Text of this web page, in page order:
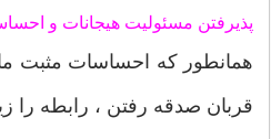
پذیرفتن مسئولیت هیجانات و
همانطور که احساسات مثبت
قربان صدقه رفتن ، رابطه را